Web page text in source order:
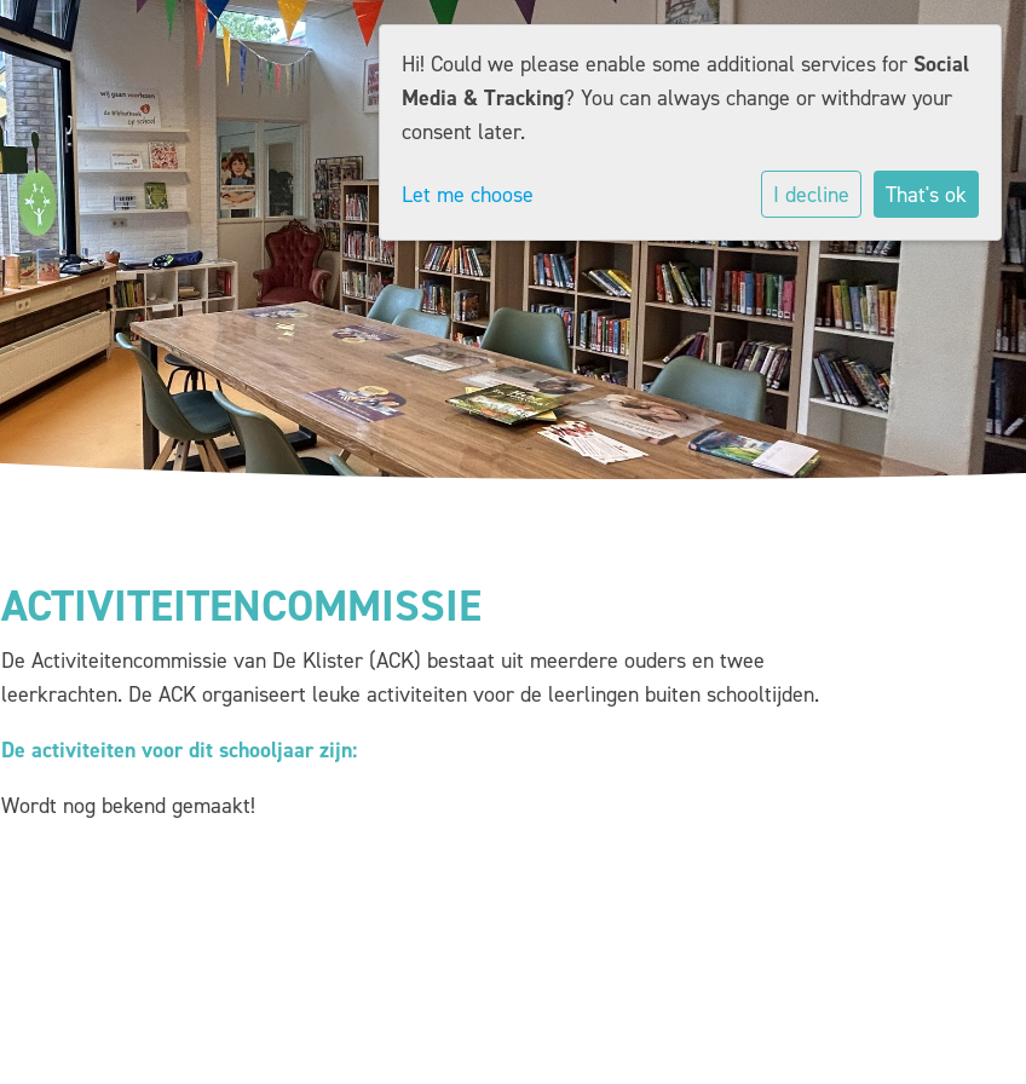
ACTIVITEITENCOMMISSIE
De Activiteitencommissie van De Klister (ACK) bestaat uit meerdere ouders en twee
leerkrachten. De ACK organiseert leuke activiteiten voor de leerlingen buiten schooltijden.
De activiteiten voor dit schooljaar zijn:
Wordt nog bekend gemaakt!
Hi! Could we please enable some additional services for Social
Media & Tracking? You can always change or withdraw your
consent later.
Let me choose I decline That's ok